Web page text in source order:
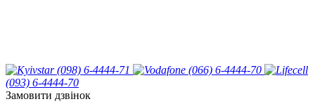
(098) 6-4444-71
(066) 6-4444-70
(093) 6-4444-70
Замовити дзвінок